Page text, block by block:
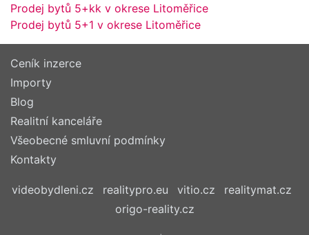
Prodej bytů 5+kk v okrese Litoměřice
Prodej bytů 5+1 v okrese Litoměřice
Ceník inzerce
Importy
Blog
Realitní kanceláře
Všeobecné smluvní podmínky
Kontakty
videobydleni.cz realitypro.eu vitio.cz
realitymat.cz
origo-reality.cz